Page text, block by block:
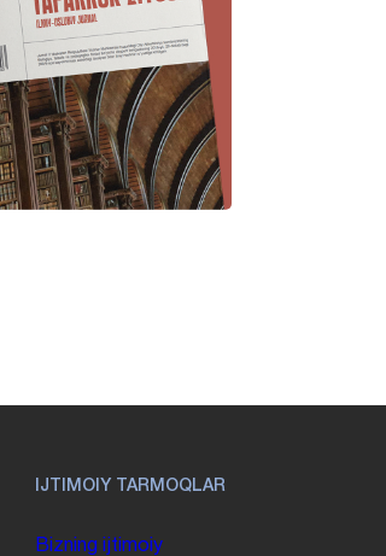
IJTIMOIY TARMOQLAR
Bizning ijtimoiy